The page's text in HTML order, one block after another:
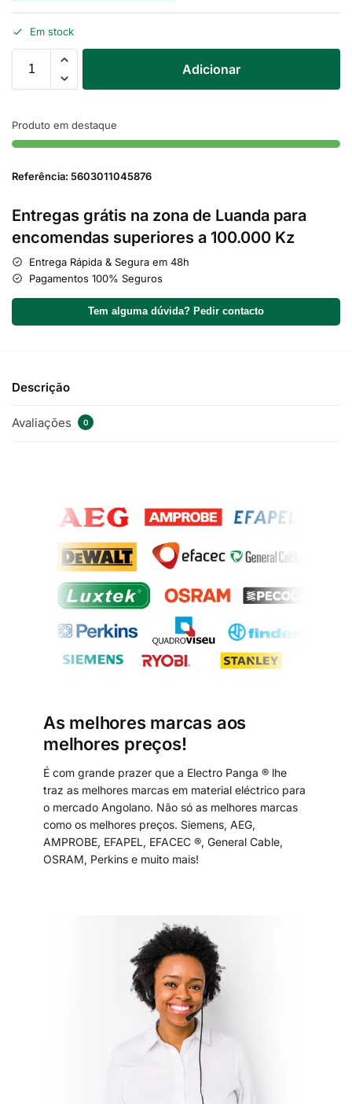
Em stock
Adicionar
Produto em destaque
Referência: 5603011045876
Entregas grátis na zona de Luanda para
encomendas superiores a 100.000 Kz
Entrega Rápida & Segura em 48h
Pagamentos 100% Seguros
Tem alguma dúvida? Pedir contacto
Descrição
Avaliações 0
As melhores marcas aos
melhores preços!
É com grande prazer que a Electro Panga ® lhe
traz as melhores marcas em material eléctrico para
o mercado Angolano. Não só as melhores marcas
como os melhores preços. Siemens, AEG,
AMPROBE, EFAPEL, EFACEC ®, General Cable,
OSRAM, Perkins e muito mais!